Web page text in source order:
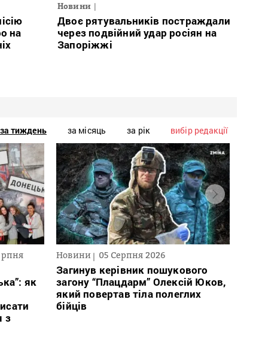
на
Новини
Двоє рятувальників постраждали
через подвійний удар росіян на
Запоріжжі
за тиждень за місяць за рік вибір редакції
як
з
Новини 05 Серпня 2026
Загинув керівник пошукового
загону “Плацдарм” Олексій Юков,
який повертав тіла полеглих
бійців